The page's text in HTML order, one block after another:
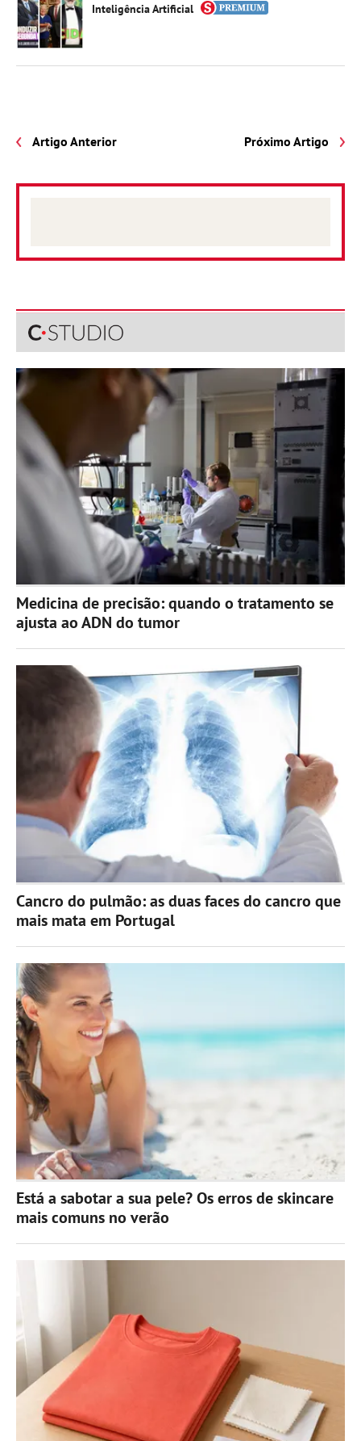
Inteligência Artificial
Artigo Anterior Próximo Artigo
Medicina de precisão: quando o tratamento se
ajusta ao ADN do tumor
Cancro do pulmão: as duas faces do cancro que
mais mata em Portugal
Está a sabotar a sua pele? Os erros de skincare
mais comuns no verão